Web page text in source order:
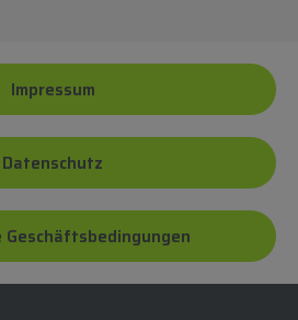
Impressum
Datenschutz
Geschäftsbedingungen